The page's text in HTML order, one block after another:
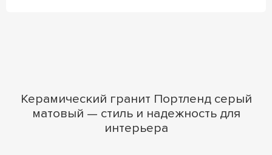
Керамический гранит Портленд серый
матовый — стиль и надежность для
интерьера